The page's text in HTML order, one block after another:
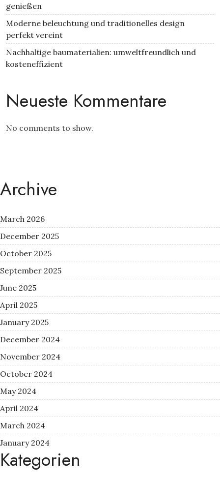
genießen
Moderne beleuchtung und traditionelles design
perfekt vereint
Nachhaltige baumaterialien: umweltfreundlich und
kosteneffizient
Neueste Kommentare
No comments to show.
Archive
March 2026
December 2025
October 2025
September 2025
June 2025
April 2025
January 2025
December 2024
November 2024
October 2024
May 2024
April 2024
March 2024
January 2024
Kategorien